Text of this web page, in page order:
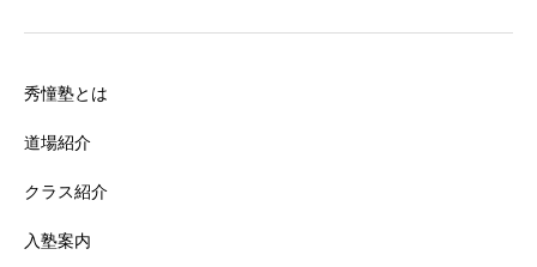
秀憧塾とは
道場紹介
クラス紹介
入塾案内